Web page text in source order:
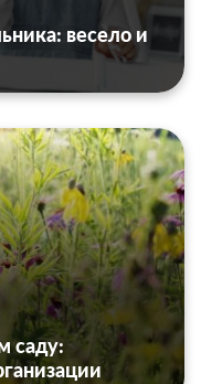
весело и
саду: